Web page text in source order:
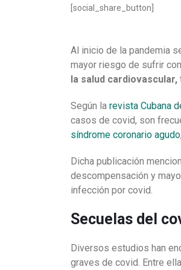
[social_share_button]
Al inicio de la pandemia
mayor riesgo de sufrir
la salud cardiovascular,
Según la revista Cubana
casos de covid, son
síndrome coronario agudo
Dicha publicación
descompensación y
infección por covid.
Secuelas del
Diversos estudios han
graves de covid. Entre